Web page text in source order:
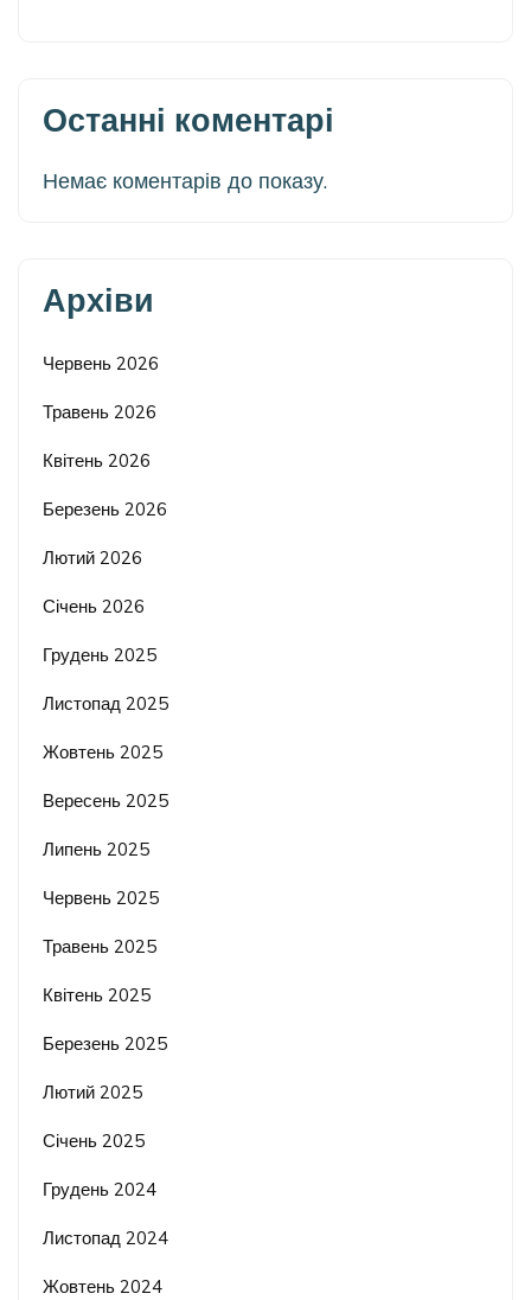
Останні коментарі
Немає коментарів до показу.
Архіви
Червень 2026
Травень 2026
Квітень 2026
Березень 2026
Лютий 2026
Січень 2026
Грудень 2025
Листопад 2025
Жовтень 2025
Вересень 2025
Липень 2025
Червень 2025
Травень 2025
Квітень 2025
Березень 2025
Лютий 2025
Січень 2025
Грудень 2024
Листопад 2024
Жовтень 2024